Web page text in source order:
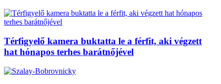
Térfigyelő kamera buktatta le a férfit, aki végzett
hat hónapos terhes barátnőjével